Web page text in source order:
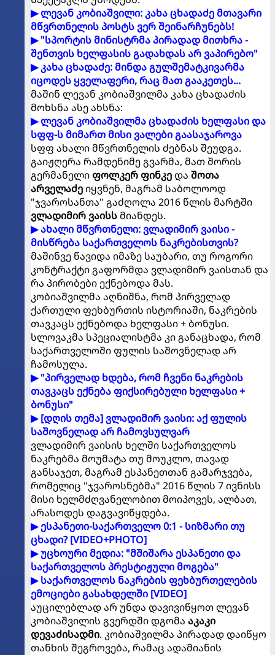
▶ ლევან კობიაშვილი: კახა ცხადაძე მთავარი
მწვრთნელის პოსტს ვერ შეინარჩუნებს!
▶ "სპორტის მინისტრმა პირადად მითხრა -
შენთვის ხელფასის გადახდას არ ვაპირებო"
▶ კახა ცხადაძე: მინდა გულშემატკივარმა
იცოდეს ყველაფერი, რაც მათ გააკეთეს...
მაშინ ლევან კობიაშვილმა კახა ცხადაძის
მოხსნა ასე ახსნა:
▶ ლევან კობიაშვილმა ცხადაძის ხელფასი და
სფფ-ს მიმართ მისი ვალები გაასაჯაროვა
სფფ ახალი მწვრთნელის ძებნას შეუდგა.
გაიჟღერა რამდენიმე გვარმა, მათ შორის
გერმანელი ფოლკერ ფინკედა შოთა
არველაძეიყვნენ, მაგრამ საბოლოოდ
"ჯვაროსანთა" გაძღოლა 2016 წლის მარტში
ვლადიმირ ვაისსმიანდეს.
▶ ახალი მწვრთნელი: ვლადიმირ ვაისი -
მისწრება საქართველოს ნაკრებისთვის?
მაშინვე წავიდა იმაზე საუბარი, თუ როგორი
კონტრაქტი გაფორმდა ვლადიმირ ვაისთან და
რა პირობები ექნებოდა მას.
კობიაშვილმა აღნიშნა, რომ პირველად
ქართული ფეხბურთის ისტორიაში, ნაკრების
თავკაცს ექნებოდა ხელფასი + ბონუსი.
სლოვაკმა სპეციალისტმა კი განაცხადა, რომ
საქართველოში ფულის საშოვნელად არ
ჩამოსულა.
▶ "პირველად ხდება, რომ ჩვენი ნაკრების
თავკაცს ექნება ფიქსირებული ხელფასი +
ბონუსი"
▶ [დღის თემა] ვლადიმირ ვაისი: აქ ფულის
საშოვნელად არ ჩამოვსულვარ
ვლადიმირ ვაისის ხელში საქართველოს
ნაკრებმა მოუმატა თუ მოუკლო, თავად
განსაჯეთ, მაგრამ ესპანეთთან გამარჯვება,
რომელიც "ჯვაროსნებმა" 2016 წლის 7 ივნისს
მისი ხელმძღვანელობით მოიპოვეს, ალბათ,
არასოდეს დაგვავიწყდება.
▶ ესპანეთი-საქართველო 0:1 - სიზმარი თუ
ცხადი? [VIDEO+PHOTO]
▶ უცხოური მედია: "მშიშარა ესპანეთი და
საქართველოს პრესტიჟული მოგება"
▶ საქართველოს ნაკრების ფეხბურთელების
ემოციები გასახდელში [VIDEO]
აუცილებლად არ უნდა დავივიწყოთ ლევან
კობიაშვილის გვერდში დგომა აკაკი
დევაძისადმი. კობიაშვილმა პირადად დაიწყო
თანხის შეგროვება, რამაც ადამიანის